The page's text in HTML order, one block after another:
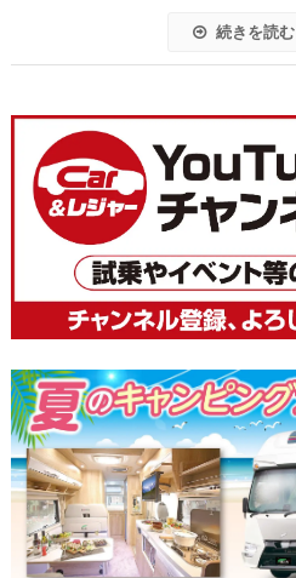
続きを読む